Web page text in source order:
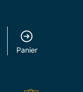
Panier